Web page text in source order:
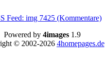
Powered by 4images 1.9
© 2002-2026 4homepages.de